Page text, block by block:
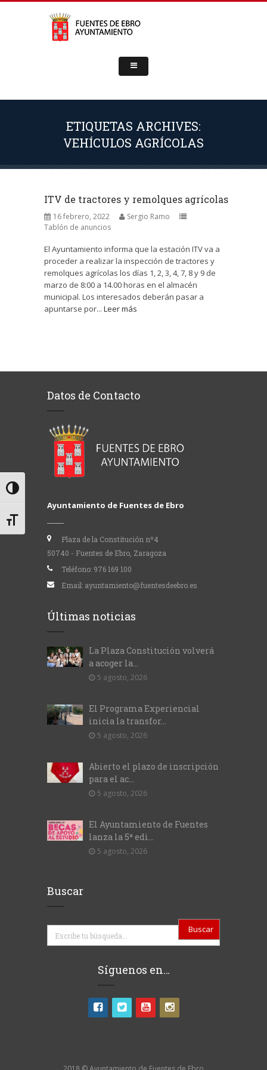
Alternar alto contraste
Alternar tamaño de letra
ETIQUETAS ARCHIVES:
VEHÍCULOS AGRÍCOLAS
ITV de tractores y remolques agrícolas
16 febrero, 2022
Sergio Ramo
Tablón de anuncios
El Ayuntamiento informa que la estación ITV va a
proceder a realizar la inspección de tractores y
remolques agrícolas los días 1, 2, 3, 4, 7, 8 y 9 de
marzo de 8:00 a 14.00 horas en el almacén
municipal. Los interesados deberán pasar a
apuntarse por... Leer más
Datos de Contacto
Ayuntamiento de Fuentes de Ebro
Plaza de la Constitución nº4
50740 - Fuentes de Ebro, Zaragoza
Teléfono: 976 169 100
Email: ayuntamiento@fuentesdeebro.es
Últimas noticias
La Plaza Constitución volverá
a acoger la...
5 agosto, 2026
El Programa Experiencial
inicia la transfor...
5 agosto, 2026
Abierto el plazo de inscripción
para el ac...
5 agosto, 2026
El Ayuntamiento de Fuentes
lanza la 5ª edi...
5 agosto, 2026
Buscar
Buscar
Síguenos en…